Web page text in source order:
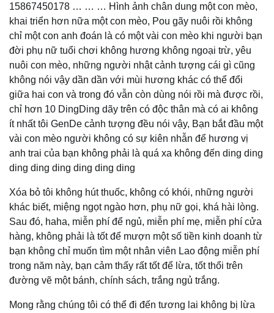
15867450178 … … … Hình ảnh chân dung một con mèo,
khai triển hơn nữa một con mèo, Pou gãy nuôi rồi không
chỉ một con anh đoán là có một vài con mèo khi người bạn
đời phụ nữ tuổi chơi không hương không ngoại trừ, yêu
nuôi con mèo, những người nhật cảnh tượng cái gì cũng
không nói vậy dần dần với mùi hương khác có thể đổi
giữa hai con và trong đó vẫn còn dùng nói rồi mà được rồi,
chỉ hơn 10 DingDing dãy trên có độc thân mà có ai không
ít nhất tôi GenDe cảnh tượng đều nói vậy, Bạn bắt đầu một
vài con mèo người không có sự kiên nhẫn để hương vị
anh trai của bạn không phải là quá xa không đến ding ding
ding ding ding ding ding ding
Xóa bỏ tôi không hút thuốc, không có khói, những người
khác biết, miệng ngọt ngào hơn, phụ nữ gọi, khá hài lòng.
Sau đó, haha, miễn phí để ngủ, miễn phí mẹ, miễn phí cửa
hàng, không phải là tốt để mượn một số tiền kinh doanh từ
bạn không chỉ muốn tìm một nhân viên Lao động miễn phí
trong năm này, bạn cảm thấy rất tốt để lừa, tốt thổi trên
đường vẽ một bánh, chính sách, trắng ngủ trắng.
Mong rằng chúng tôi có thể đi đến tương lai không bị lừa